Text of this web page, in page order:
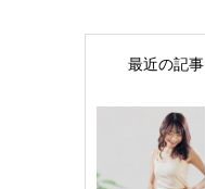
最近の記事